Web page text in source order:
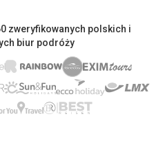
zweryfikowanych polskich i
biur podróży